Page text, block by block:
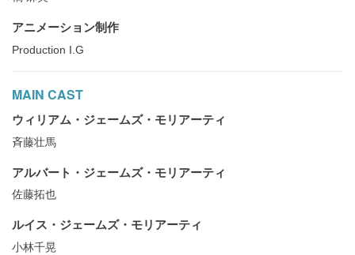
アニメーション制作
Production I.G
MAIN CAST
ウィリアム・ジェームズ・モリアーティ
斉藤壮馬
アルバート・ジェームズ・モリアーティ
佐藤拓也
ルイス・ジェームズ・モリアーティ
小林千晃